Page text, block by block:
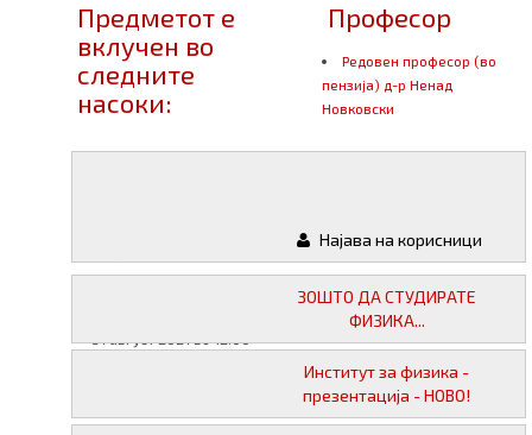
Предметот е
вклучен во
следните
насоки:
Професор
Pедовен професор (во
пензија) д-р Ненад
Новковски
31 август 2021 во 12:00
Најава на корисници
ЗОШТО ДА СТУДИРАТЕ
ФИЗИКА...
Институт за физика -
презентација - НОВО!